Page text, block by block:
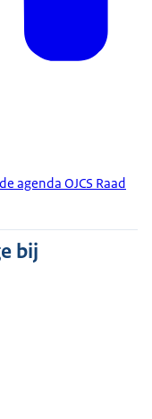
agenda OJCS Raad
bij